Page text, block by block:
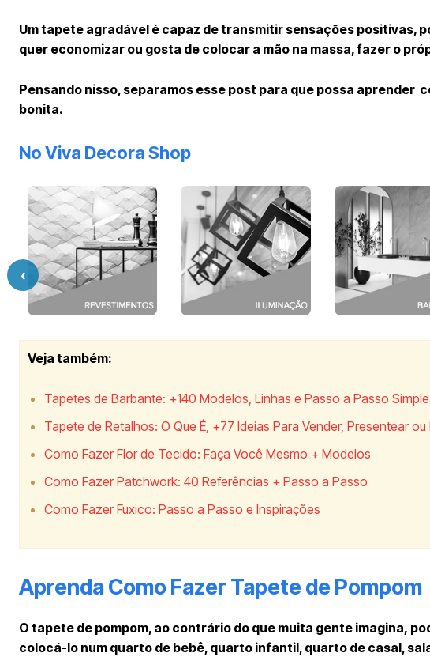
Um tapete agradável é capaz de transmitir sensações positivas,
quer economizar ou gosta de colocar a mão na massa, fazer o
Pensando nisso, separamos esse post para que possa aprender
bonita.
No Viva Decora Shop
‹
Veja também:
Tapetes de Barbante: +140 Modelos, Linhas e Passo a Passo
Tapete de Retalhos: O Que É, +77 Ideias Para Vender, Presentear
Como Fazer Flor de Tecido: Faça Você Mesmo + Modelos
Como Fazer Patchwork: 40 Referências + Passo a Passo
Como Fazer Fuxico: Passo a Passo e Inspirações
Aprenda Como Fazer Tapete de Pompom
O tapete de pompom, ao contrário do que muita gente imagina,
colocá-lo num quarto de bebê, quarto infantil, quarto de casal,